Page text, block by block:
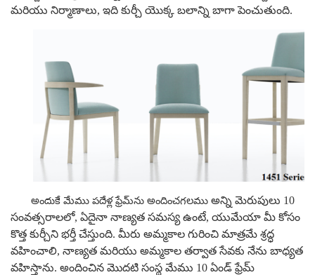
మరియు నిర్మాణాలు, ఇది కుర్చీ యొక్క బలాన్ని బాగా పెంచుతుంది.
అందుకే మేము పదేళ్ల ఫ్రేమ్‌ను అందించగలముఅన్ని మెరుపులు 10
సంవత్సరాలలో, ఏదైనా నాణ్యత సమస్య ఉంటే, యుమేయా మీ కోసం
కొత్త కుర్చీని భర్తీ చేస్తుంది. మీరు అమ్మకాల గురించి మాత్రమే శ్రద్ధ
వహించాలి, నాణ్యత మరియు అమ్మకాల తర్వాత సేవకు నేను బాధ్యత
వహిస్తాను. అందించిన మొదటి సంస్థ మేము 10 ఏండ్ ఫ్రేమ్